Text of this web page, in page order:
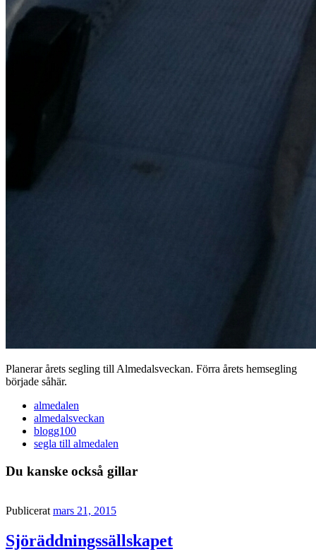
Planerar årets segling till Almedalsveckan. Förra årets hemsegling
började såhär.
almedalen
almedalsveckan
blogg100
segla till almedalen
Du kanske också gillar
Publicerat mars 21, 2015
Sjöräddningssällskapet